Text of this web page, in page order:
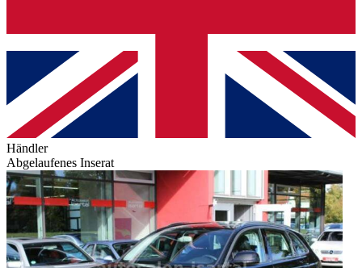
Händler
Abgelaufenes Inserat